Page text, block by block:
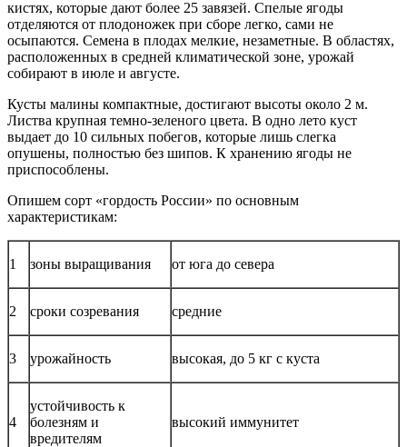
кистях, которые дают более 25 завязей. Спелые ягоды
отделяются от плодоножек при сборе легко, сами не
осыпаются. Семена в плодах мелкие, незаметные. В областях,
расположенных в средней климатической зоне, урожай
собирают в июле и августе.
Кусты малины компактные, достигают высоты около 2 м.
Листва крупная темно-зеленого цвета. В одно лето куст
выдает до 10 сильных побегов, которые лишь слегка
опушены, полностью без шипов. К хранению ягоды не
приспособлены.
Опишем сорт «гордость России» по основным
характеристикам:
1 зоны выращивания от юга до севера
2 сроки созревания средние
3 урожайность высокая, до 5 кг с куста
4
устойчивость к
болезням и
вредителям
высокий иммунитет